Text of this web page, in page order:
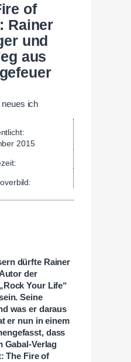
of
Rainer
und
aus
2015
dürfte Rainer
der
Your Life“
Seine
was er daraus
er nun in einem
dass
Gabal-Verlag
The Fire of